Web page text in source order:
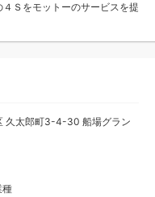
Ｓをモットーのサービスを提
久太郎町3-4-30 船場グラン
種